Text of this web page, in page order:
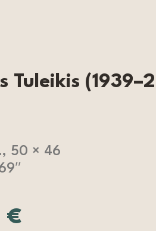
Tuleikis
50 × 46
€